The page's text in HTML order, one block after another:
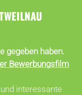
gegeben haben.
Bewerbungsfilm
interessante